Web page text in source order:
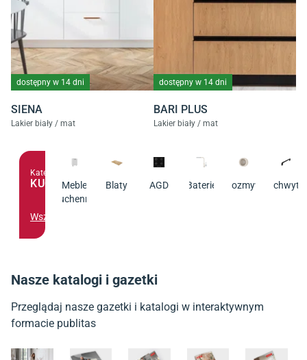
dostępny w 14 dni
SIENA
Lakier biały / mat
dostępny w 14 dni
BARI PLUS
Lakier biały / mat
Kategoria
KUCHNIA
Wszystko
Meble
kuchenne
Blaty AGD BaterieZlewozmywakiUchwyty
Nasze katalogi i gazetki
Przeglądaj nasze gazetki i katalogi w interaktywnym
formacie publitas